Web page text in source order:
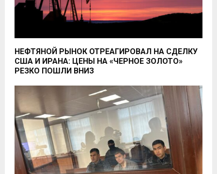
НЕФТЯНОЙ РЫНОК ОТРЕАГИРОВАЛ НА СДЕЛКУ
США И ИРАНА: ЦЕНЫ НА «ЧЕРНОЕ ЗОЛОТО»
РЕЗКО ПОШЛИ ВНИЗ